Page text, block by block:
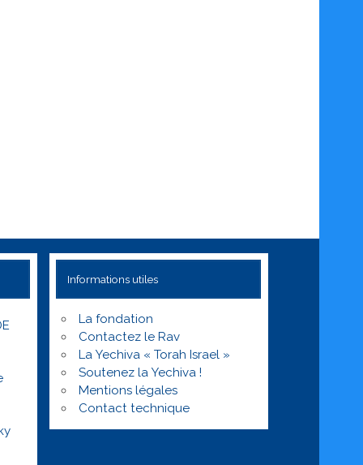
Informations utiles
La fondation
Contactez le Rav
La Yechiva « Torah Israel »
Soutenez la Yechiva !
Mentions légales
Contact technique